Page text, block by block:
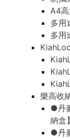
A4
多用
多用
樂高收
●丹
納盒】
●丹